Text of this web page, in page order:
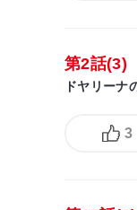
第2話(3)
ドヤリーナ
3